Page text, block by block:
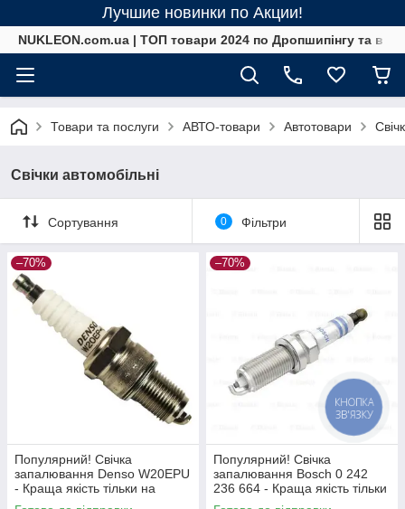
Лучшие новинки по Акции!
NUKLEON.com.ua | ТОП товари 2024 по Дропшипінгу та в
Товари та послуги АВТО-товари Автотовари
Свічки автомобільні
Сортування 0 Фільтри
–70%
Популярний! Свічка
запалювання Denso W20EPU
- Краща якість тільки на
Nukleon.com.ua
–70%
Популярний! Свічка
запалювання Bosch 0 242
236 664 - Краща якість тільки
на Nukleon.com.ua